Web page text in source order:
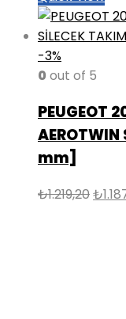
-3%
0 out of 5
PEUGEOT
mm]
₺1.219,20₺